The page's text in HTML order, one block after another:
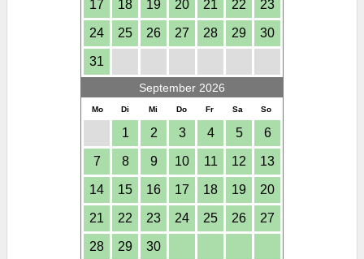
17 18 19 20 21 22 23
24 25 26 27 28 29 30
31
September 2026
Mo Di Mi Do Fr Sa So
1 2 3 4 5 6
7 8 9 10 11 12 13
14 15 16 17 18 19 20
21 22 23 24 25 26 27
28 29 30